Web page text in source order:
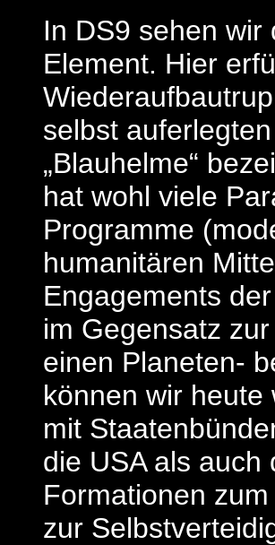
In DS9 sehen
Element. Hier
selbst
„Blauhelme“
hat wohl viele
Programme
humanitären
Engagements
im Gegensatz
einen Planeten-
können wir
mit
die USA als
Formationen
zur